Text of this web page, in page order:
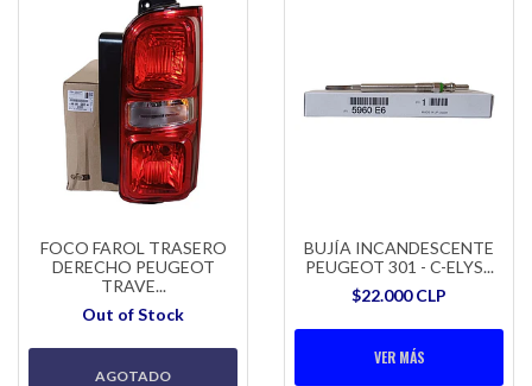
FOCO FAROL TRASERO
DERECHO PEUGEOT
TRAVE...
Out of Stock
AGOTADO
BUJÍA INCANDESCENTE
PEUGEOT 301 - C-ELYS...
$22.000 CLP
VER MÁS